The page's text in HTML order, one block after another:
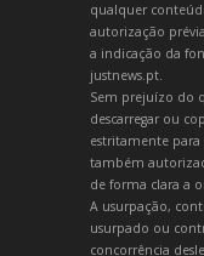
qualquer
autorização
a indicação da
justnews.pt.
Sem prejuízo do
descarregar ou
estritamente para
também
de forma clara a
A usurpação,
usurpado ou
concorrência